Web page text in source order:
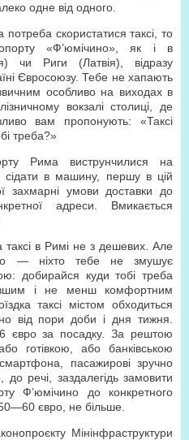
одне від одного.
скористатися таксі, то
«Ф’юмічино», як і в
чи Риги (Латвія), відразу
Євросоюзу. Тебе не хапають
особливо на виходах в
вокзалі столиці, де
вам пропонують: «Таксі
треба?»
Рима виструнчилися на
сідати в машину, першу в цій
захмарні умови доставки до
адреси. Вмикається
в Римі не з дешевих. Але
— ніхто тебе не змушує
добирайся куди тобі треба
і не менш комфортним
таксі містом обходиться
від пори доби і дня тижня.
євро за посадку. За рештою
готівкою, або банківською
пасажирові зручно
речі, заздалегідь замовити
Ф’юмічино до конкретного
євро, не більше.
Мінінфраструктури